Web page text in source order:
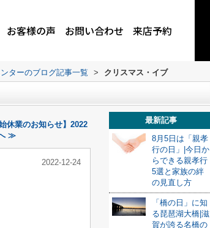
お客様の声 お問い合わせ 来店予約
ターのブログ記事一覧 > クリスマス・イブ
始休業のお知らせ】2022
≫
2022-12-24
最新記事
8月5日は「親孝
行の日」|今日か
らできる親孝行
5選と家族の絆
の見直し方
「橋の日」に知
る琵琶湖大橋|滋
賀が誇る名橋の